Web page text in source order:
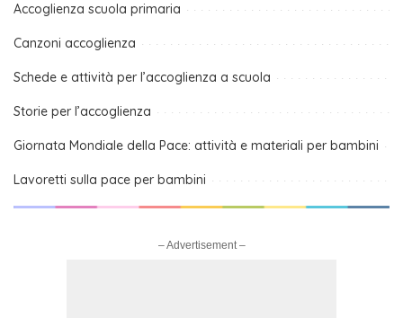
Accoglienza scuola primaria
Canzoni accoglienza
Schede e attività per l’accoglienza a scuola
Storie per l’accoglienza
Giornata Mondiale della Pace: attività e materiali per bambini
Lavoretti sulla pace per bambini
– Advertisement –